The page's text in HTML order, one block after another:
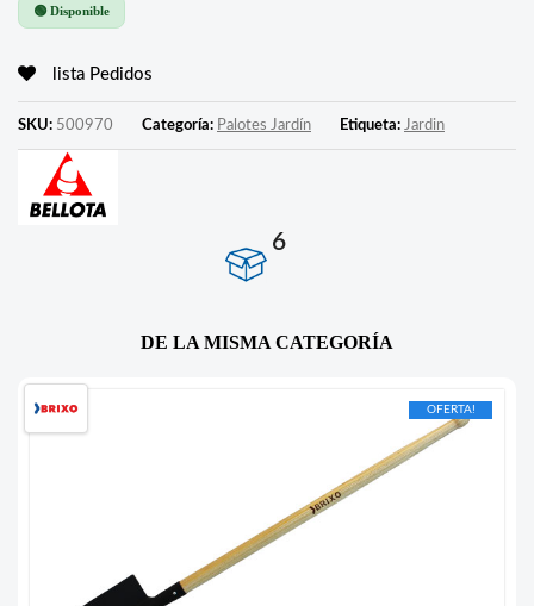
🟢 Disponible
lista Pedidos
SKU: 500970 Categoría: Palotes Jardín Etiqueta: Jardin
6
DE LA MISMA CATEGORÍA
OFERTA!